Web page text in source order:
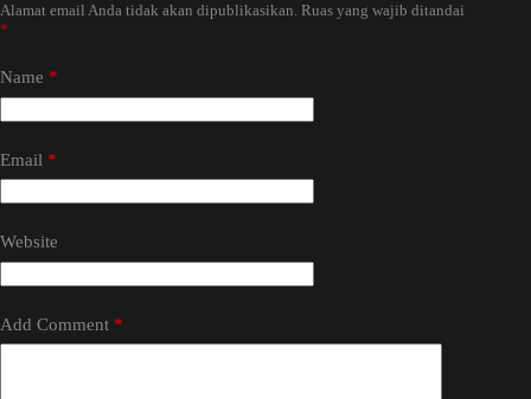
Alamat email Anda tidak akan dipublikasikan. Ruas yang wajib ditandai
*
Name *
Email *
Website
Add Comment *